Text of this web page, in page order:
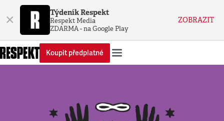
× Týdeník Respekt
Respekt Media
ZDARMA - na Google Play
ZOBRAZIT
Koupit předplatné